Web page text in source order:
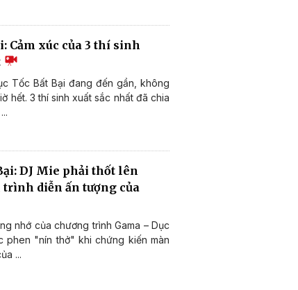
Cảm xúc của 3 thí sinh
Tốc Bất Bại đang đến gần, không
hết. 3 thí sinh xuất sắc nhất đã chia
DJ Mie phải thốt lên
trình diễn ấn tượng của
nhớ của chương trình Gama – Dục
phen "nín thở" khi chứng kiến màn
...